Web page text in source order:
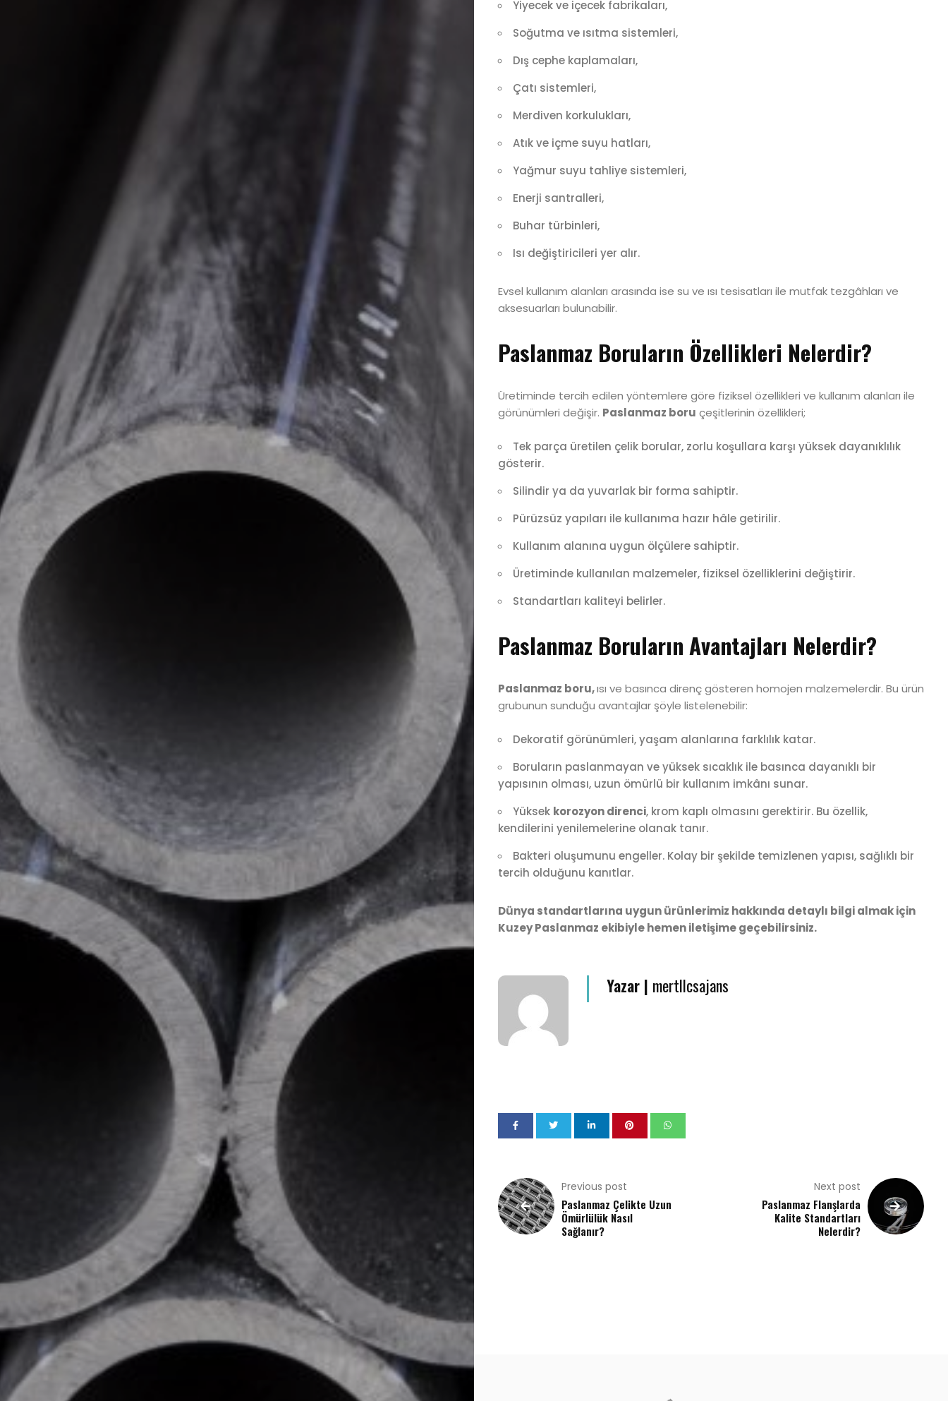
Kurumsal
Hakkımızda
Ürünler
İletişim
Blog
Search
Yiyecek ve içecek fabrikaları,
Soğutma ve ısıtma sistemleri,
Dış cephe kaplamaları,
Çatı sistemleri,
Merdiven korkulukları,
Atık ve içme suyu hatları,
Yağmur suyu tahliye sistemleri,
Enerji santralleri,
Buhar türbinleri,
Isı değiştiricileri yer alır.
Evsel kullanım alanları arasında ise su ve ısı tesisatları ile mutfak tezgâhları ve
aksesuarları bulunabilir.
Paslanmaz Boruların Özellikleri Nelerdir?
Üretiminde tercih edilen yöntemlere göre fiziksel özellikleri ve kullanım alanları ile
görünümleri değişir. Paslanmaz boru çeşitlerinin özellikleri;
Tek parça üretilen çelik borular, zorlu koşullara karşı yüksek dayanıklılık
gösterir.
Silindir ya da yuvarlak bir forma sahiptir.
Pürüzsüz yapıları ile kullanıma hazır hâle getirilir.
Kullanım alanına uygun ölçülere sahiptir.
Üretiminde kullanılan malzemeler, fiziksel özelliklerini değiştirir.
Standartları kaliteyi belirler.
Paslanmaz Boruların Avantajları Nelerdir?
Paslanmaz boru,ısı ve basınca direnç gösteren homojen malzemelerdir. Bu ürün
grubunun sunduğu avantajlar şöyle listelenebilir:
Dekoratif görünümleri, yaşam alanlarına farklılık katar.
Boruların paslanmayan ve yüksek sıcaklık ile basınca dayanıklı bir
yapısının olması, uzun ömürlü bir kullanım imkânı sunar.
Yüksek korozyon direnci, krom kaplı olmasını gerektirir. Bu özellik,
kendilerini yenilemelerine olanak tanır.
Bakteri oluşumunu engeller. Kolay bir şekilde temizlenen yapısı, sağlıklı bir
tercih olduğunu kanıtlar.
Dünya standartlarına uygun ürünlerimiz hakkında detaylı bilgi almak için
Kuzey Paslanmaz ekibiyle hemen iletişime geçebilirsiniz.
Yazar | mertllcsajans
Previous post
Paslanmaz Çelikte Uzun
Ömürlülük Nasıl
Sağlanır?
Next post
Paslanmaz Flanşlarda
Kalite Standartları
Nelerdir?